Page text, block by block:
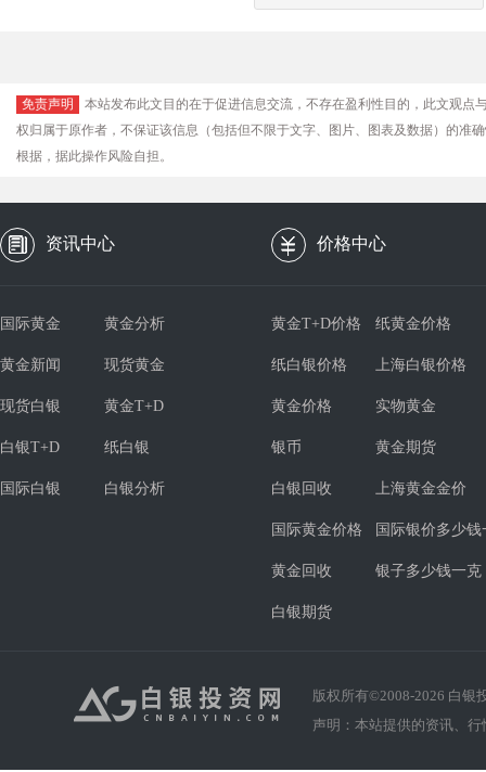
免责声明
本站发布此文目的在于促进信息交流，不存在盈利性目的，此文观
权归属于原作者，不保证该信息（包括但不限于文字、图片、图表及数据）的准
根据，据此操作风险自担。
资讯中心 价格中心
国际黄金 黄金分析
黄金新闻 现货黄金
现货白银 黄金T+D
白银T+D 纸白银
国际白银 白银分析
黄金T+D价格 纸黄金价格
纸白银价格 上海白银价格
黄金价格 实物黄金
银币 黄金期货
白银回收 上海黄金金价
国际黄金价格 国际银价多少钱
黄金回收 银子多少钱一克
白银期货
版权所有©2008-2026 白银
声明：本站提供的资讯、